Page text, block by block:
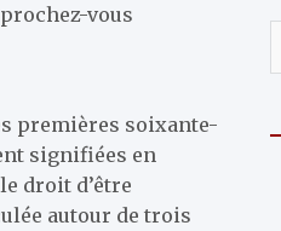
vous
premières soixante-
signifiées en
droit d’être
autour de trois
c